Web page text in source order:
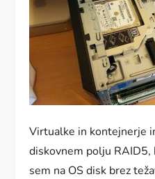
Virtualke in kontejnerje
diskovnem polju RAID5,
sem na OS disk brez